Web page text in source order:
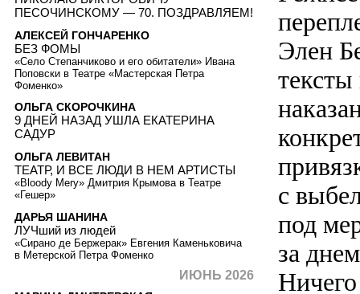
Элен
с
под
за
ПЕСОЧИНСКОМУ — 70. ПОЗДРАВЛЯЕМ!
АЛЕКСЕЙ ГОНЧАРЕНКО
БЕЗ ФОМЫ
«Село Степанчиково и его обитатели» Ивана
Поповски в Театре «Мастерская Петра
Фоменко»
ОЛЬГА СКОРОЧКИНА
9 ДНЕЙ НАЗАД УШЛА ЕКАТЕРИНА
САДУР
ОЛЬГА ЛЕВИТАН
ТЕАТР, И ВСЕ ЛЮДИ В НЕМ АРТИСТЫ
«Bloody Mery» Дмитрия Крымова в Театре
«Гешер»
ДАРЬЯ ШАНИНА
ЛУЧший из людей
«Сирано де Бержерак» Евгения Каменьковича
в Метерской Петра Фоменко
ИЮНЬ 2026